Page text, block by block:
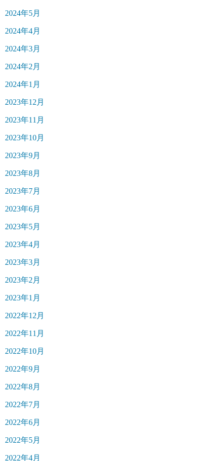
2024年5月
2024年4月
2024年3月
2024年2月
2024年1月
2023年12月
2023年11月
2023年10月
2023年9月
2023年8月
2023年7月
2023年6月
2023年5月
2023年4月
2023年3月
2023年2月
2023年1月
2022年12月
2022年11月
2022年10月
2022年9月
2022年8月
2022年7月
2022年6月
2022年5月
2022年4月